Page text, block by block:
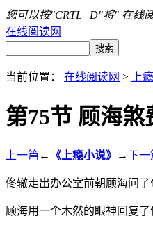
您可以按"CRTL+D"将" 在线
在线阅读网
当前位置： 在线阅读网 > 上
第75节 顾海煞
上一篇 ← 《上瘾小说》 →下一
佟辙走出办公室前朝顾海问
顾海用一个木然的眼神回复了